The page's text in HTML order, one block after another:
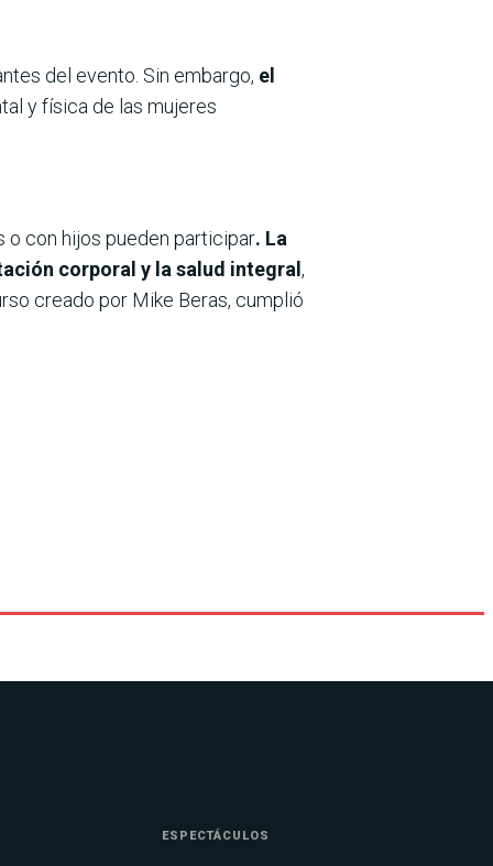
del evento. Sin embargo, el
y física de las mujeres
o con hijos pueden participar. La
corporal y la salud integral,
creado por Mike Beras, cumplió
ESPECTÁCULOS